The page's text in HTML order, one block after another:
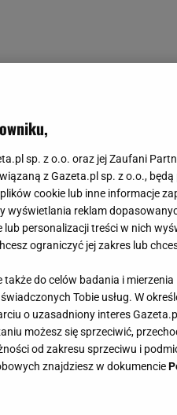
sp. z o.o. oraz jej Zaufani
z Gazeta.pl sp. z o.o.,
cookie lub inne informacje
wyświetlania reklam
personalizacji treści w nich
ograniczyć jej zakres lub
do celów badania i
Tobie usług. W
o uzasadniony interes
możesz się sprzeciwić,
od zakresu sprzeciwu i
znajdziesz w dokumencie